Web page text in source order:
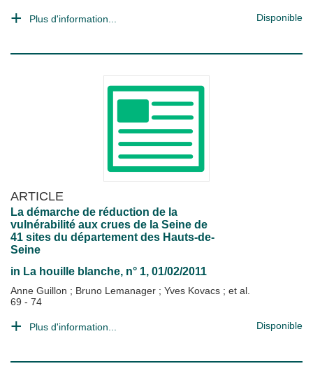
Plus d'information... Disponible
ARTICLE
La démarche de réduction de la
vulnérabilité aux crues de la Seine de
41 sites du département des Hauts-de-
Seine
in La houille blanche, n° 1, 01/02/2011
Anne Guillon ; Bruno Lemanager ; Yves Kovacs ; et al.
69 - 74
Plus d'information... Disponible